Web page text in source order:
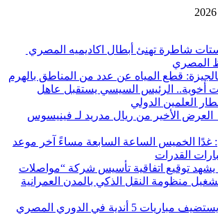
شاطرة تهنئ أبطال اكاديميه المصري
المصري
قطع المياه عن عدد من المناطق بالهرم
أخوية.. الرئيس السيسي يستقبل عاهل
العلمين الدولي
العرض الأخير من ريال مدريد لـ فينيسوس
غدًا الخميس الساعة السابعة مساءً آخر موعد
القدرات
يشهد توقيع اتفاقية تأسيس شركة “مواصلات
منظومة النقل الذكي بالمدن العمرانية
5 أندية في الدوري المصري